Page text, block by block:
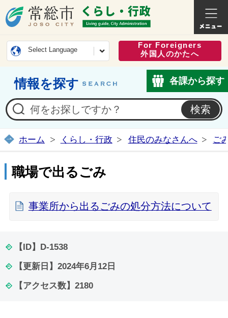
常総市公式ホームページ
くらし
Select Language
For Foreigners
外国人のかたへ
情報を探す 各課から探す
ホーム くらし・行政 住民のみなさんへ ご
職場で出るごみ
事業所から出るごみの処分方法について
【ID】 D-1538
【更新日】 2024年6月12日
【アクセス数】 2180